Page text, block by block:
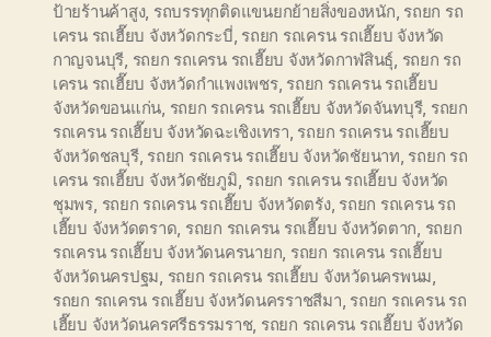
ป้ายร้านค้าสูง, รถบรรทุกติดแขนยกย้ายสิ่งของหนัก, รถยก รถ
เครน รถเฮี๊ยบ จังหวัดกระบี่, รถยก รถเครน รถเฮี๊ยบ จังหวัด
กาญจนบุรี, รถยก รถเครน รถเฮี๊ยบ จังหวัดกาฬสินธุ์, รถยก รถ
เครน รถเฮี๊ยบ จังหวัดกำแพงเพชร, รถยก รถเครน รถเฮี๊ยบ
จังหวัดขอนแก่น, รถยก รถเครน รถเฮี๊ยบ จังหวัดจันทบุรี, รถยก
รถเครน รถเฮี๊ยบ จังหวัดฉะเชิงเทรา, รถยก รถเครน รถเฮี๊ยบ
จังหวัดชลบุรี, รถยก รถเครน รถเฮี๊ยบ จังหวัดชัยนาท, รถยก รถ
เครน รถเฮี๊ยบ จังหวัดชัยภูมิ, รถยก รถเครน รถเฮี๊ยบ จังหวัด
ชุมพร, รถยก รถเครน รถเฮี๊ยบ จังหวัดตรัง, รถยก รถเครน รถ
เฮี๊ยบ จังหวัดตราด, รถยก รถเครน รถเฮี๊ยบ จังหวัดตาก, รถยก
รถเครน รถเฮี๊ยบ จังหวัดนครนายก, รถยก รถเครน รถเฮี๊ยบ
จังหวัดนครปฐม, รถยก รถเครน รถเฮี๊ยบ จังหวัดนครพนม,
รถยก รถเครน รถเฮี๊ยบ จังหวัดนครราชสีมา, รถยก รถเครน รถ
เฮี๊ยบ จังหวัดนครศรีธรรมราช, รถยก รถเครน รถเฮี๊ยบ จังหวัด